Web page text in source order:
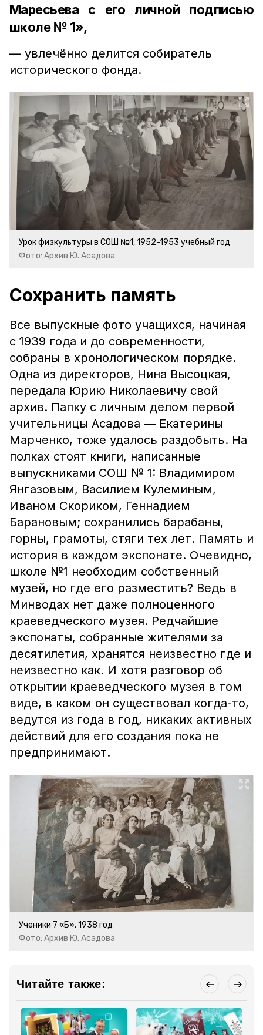
Маресьева с его личной подписью
школе № 1»,
— увлечённо делится собиратель
исторического фонда.
Урок физкультуры в СОШ №1, 1952-1953 учебный год
Фото: Архив Ю. Асадова
Сохранить память
Все выпускные фото учащихся, начиная
с 1939 года и до современности,
собраны в хронологическом порядке.
Одна из директоров, Нина Высоцкая,
передала Юрию Николаевичу свой
архив. Папку с личным делом первой
учительницы Асадова — Екатерины
Марченко, тоже удалось раздобыть. На
полках стоят книги, написанные
выпускниками СОШ № 1: Владимиром
Янгазовым, Василием Кулеминым,
Иваном Скориком, Геннадием
Барановым; сохранились барабаны,
горны, грамоты, стяги тех лет. Память и
история в каждом экспонате. Очевидно,
школе №1 необходим собственный
музей, но где его разместить? Ведь в
Минводах нет даже полноценного
краеведческого музея. Редчайшие
экспонаты, собранные жителями за
десятилетия, хранятся неизвестно где и
неизвестно как. И хотя разговор об
открытии краеведческого музея в том
виде, в каком он существовал когда-то,
ведутся из года в год, никаких активных
действий для его создания пока не
предпринимают.
Ученики 7 «Б», 1938 год
Фото: Архив Ю. Асадова
Читайте также: